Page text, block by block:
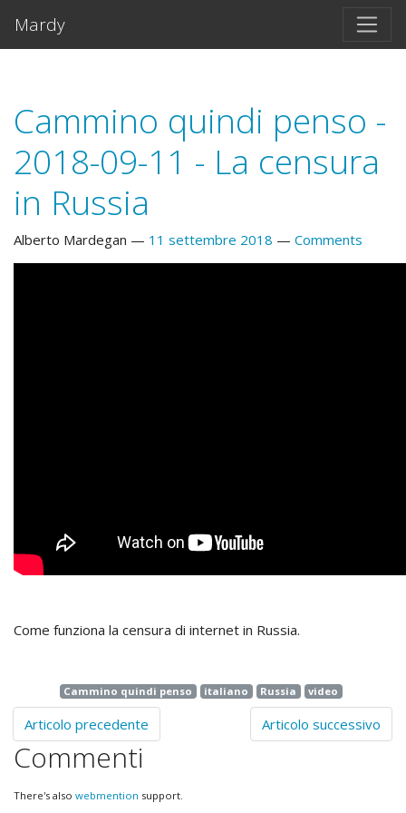
Mardy
Cammino quindi penso -
2018-09-11 - La censura
in Russia
Alberto Mardegan 11 settembre 2018 Comments
Come funziona la censura di internet in Russia.
Cammino quindi penso italiano Russia video
Articolo precedente Articolo successivo
Commenti
There's also webmention support.